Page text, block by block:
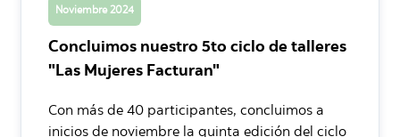
Noviembre 2024
Concluimos nuestro 5to ciclo de talleres
"Las Mujeres Facturan"
Con más de 40 participantes, concluimos a
inicios de noviembre la quinta edición del ciclo